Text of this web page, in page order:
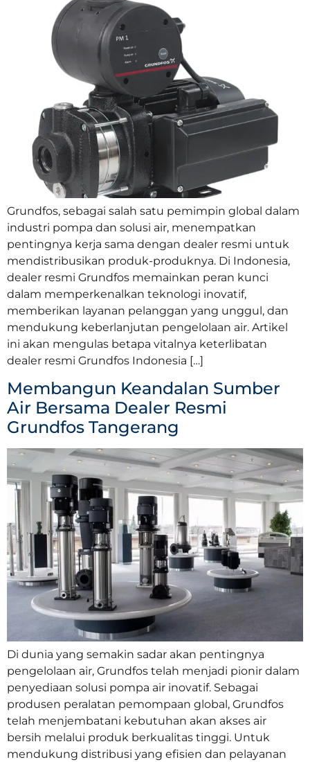
Grundfos, sebagai salah satu pemimpin global dalam
industri pompa dan solusi air, menempatkan
pentingnya kerja sama dengan dealer resmi untuk
mendistribusikan produk-produknya. Di Indonesia,
dealer resmi Grundfos memainkan peran kunci
dalam memperkenalkan teknologi inovatif,
memberikan layanan pelanggan yang unggul, dan
mendukung keberlanjutan pengelolaan air. Artikel
ini akan mengulas betapa vitalnya keterlibatan
dealer resmi Grundfos Indonesia […]
Membangun Keandalan Sumber
Air Bersama Dealer Resmi
Grundfos Tangerang
Di dunia yang semakin sadar akan pentingnya
pengelolaan air, Grundfos telah menjadi pionir dalam
penyediaan solusi pompa air inovatif. Sebagai
produsen peralatan pemompaan global, Grundfos
telah menjembatani kebutuhan akan akses air
bersih melalui produk berkualitas tinggi. Untuk
mendukung distribusi yang efisien dan pelayanan